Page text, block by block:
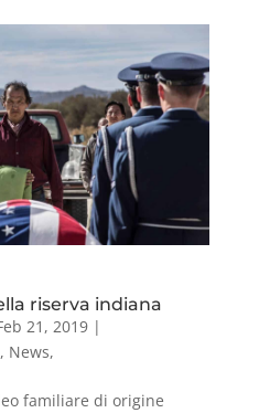
riserva indiana
21, 2019|
, News,
familiare di origine